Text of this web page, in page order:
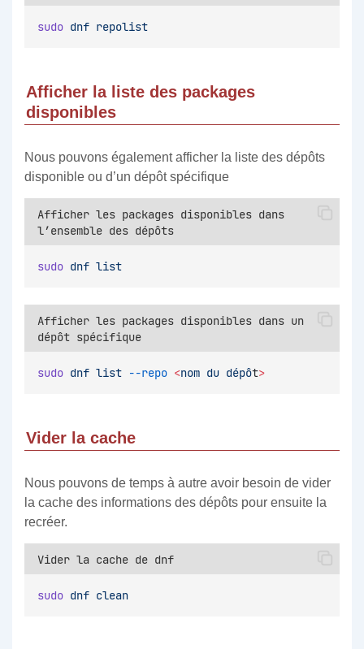
sudo dnf repolist
Afficher la liste des packages
disponibles
Nous pouvons également afficher la liste des dépôts
disponible ou d’un dépôt spécifique
Afficher les packages disponibles dans
l’ensemble des dépôts
sudo dnf list
Afficher les packages disponibles dans un
dépôt spécifique
sudo dnf list --repo <nom du dépôt>
Vider la cache
Nous pouvons de temps à autre avoir besoin de vider
la cache des informations des dépôts pour ensuite la
recréer.
Vider la cache de dnf
sudo dnf clean